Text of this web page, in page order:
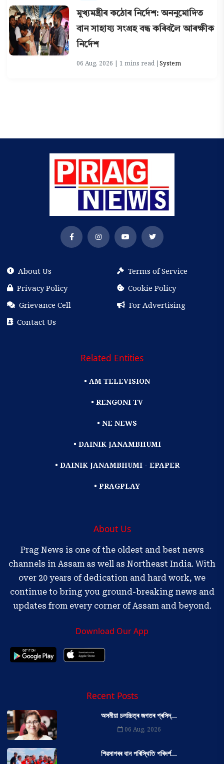
মুখ্যমন্ত্ৰীৰ কঠোৰ নিৰ্দেশ: অননুমোদিত
বান সাহায্য সংগ্ৰহ বন্ধ কৰিবলৈ আৰক্ষীক
নিৰ্দেশ
06 Aug, 2026 | 1 mins read |System
About Us
Terms of Service
Privacy Policy
Cookie Policy
Grievance Cell
For Advertising
Contact Us
Related Entities
• AM TELEVISION
• RENGONI TV
• NE NEWS
• DAINIK JANAMBHUMI
• DAINIK JANAMBHUMI - EPAPER
• PRAGPLAY
About Us
Prag News is one of the oldest and best news
channels in Assam as well as Northeast India. With
over 20 years of dedication and hard work, we
continue to bring you ground-breaking news and
updates from every corner of Assam and beyond.
Download Our App
Recent Posts
অসমীয়া চলচ্চিত্ৰ জগতৰ প্ৰসিদ্...
06 Aug, 2026
শিৱসাগৰৰ বান পৰিস্থিতি পৰিদৰ্শ...